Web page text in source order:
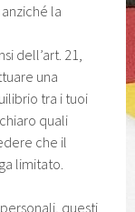
la
dell’art. 21,
una
tra i tuoi
quali
che il
limitato.
questi